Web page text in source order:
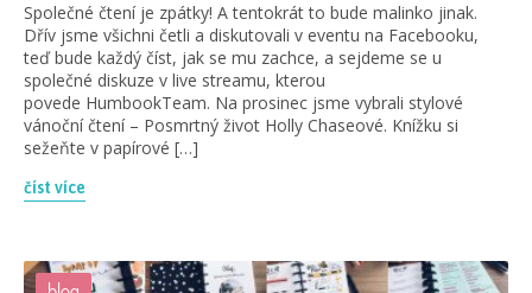
Společné čtení je zpátky! A tentokrát to bude malinko jinak.
Dřív jsme všichni četli a diskutovali v eventu na Facebooku,
teď bude každý číst, jak se mu zachce, a sejdeme se u
společné diskuze v live streamu, kterou
povede HumbookTeam. Na prosinec jsme vybrali stylové
vánoční čtení – Posmrtný život Holly Chaseové. Knížku si
sežeňte v papírové […]
číst více